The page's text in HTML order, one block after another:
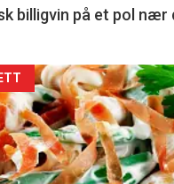
billigvin på et pol nær